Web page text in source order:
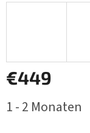
€449
1 - 2 Monaten